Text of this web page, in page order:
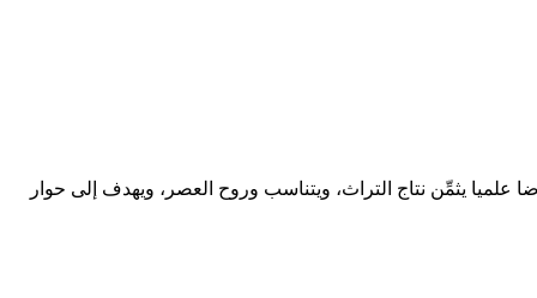
علميا يثمِّن نتاج التراث، ويتناسب وروح العصر، ويهدف إلى حوار